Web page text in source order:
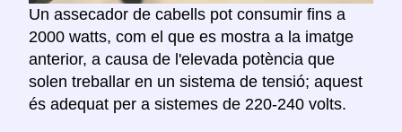
Un assecador de cabells pot consumir fins a
2000 watts, com el que es mostra a la imatge
anterior, a causa de l'elevada potència que
solen treballar en un sistema de tensió; aquest
és adequat per a sistemes de 220-240 volts.